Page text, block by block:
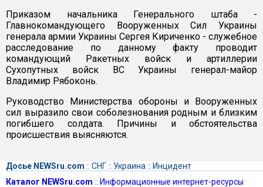
Приказом начальника Генерального штаба -
Главнокомандующего Вооруженных Сил Украины
генерала армии Украины Сергея Кириченко - служебное
расследование по данному факту проводит
командующий Ракетных войск и артиллерии
Сухопутных войск ВС Украины генерал-майор
Владимир Рябоконь.
Руководство Министерства обороны и Вооруженных
сил выразило свои соболезнования родным и близким
погибшего солдата. Причины и обстоятельства
происшествия выясняются.
Досье NEWSru.com :: СНГ:: Украина :: Инцидент
Каталог NEWSru.com :: Информационные интернет-ресурсы